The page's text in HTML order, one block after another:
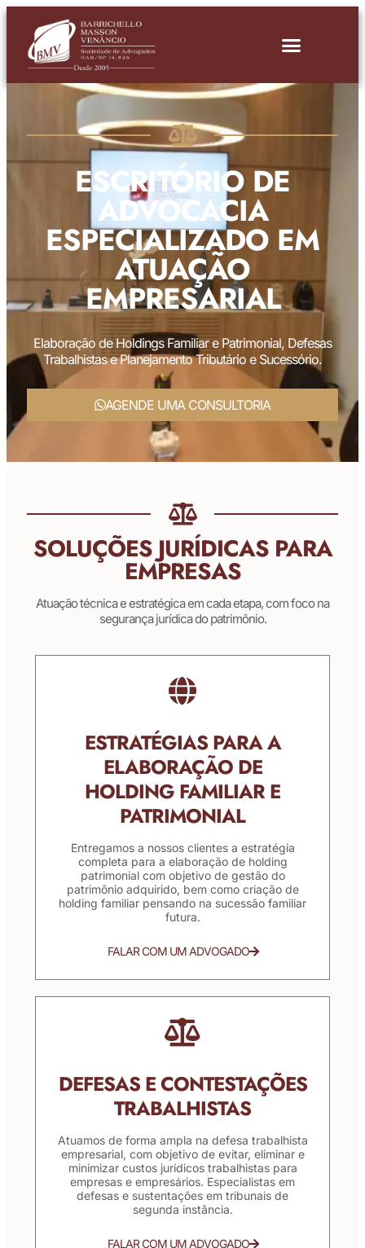
ESCRITÓRIO DE
ADVOCACIA
ESPECIALIZADO EM
ATUAÇÃO
EMPRESARIAL
Elaboração de Holdings Familiar e Patrimonial, Defesas
Trabalhistas e Planejamento Tributário e Sucessório.
AGENDE UMA CONSULTORIA
SOLUÇÕES JURÍDICAS PARA
EMPRESAS
Atuação técnica e estratégica em cada etapa, com foco na
segurança jurídica do patrimônio.
ESTRATÉGIAS PARA A
ELABORAÇÃO DE
HOLDING FAMILIAR E
PATRIMONIAL
Entregamos a nossos clientes a estratégia
completa para a elaboração de holding
patrimonial com objetivo de gestão do
patrimônio adquirido, bem como criação de
holding familiar pensando na sucessão familiar
futura.
FALAR COM UM ADVOGADO
DEFESAS E CONTESTAÇÕES
TRABALHISTAS
Atuamos de forma ampla na defesa trabalhista
empresarial, com objetivo de evitar, eliminar e
minimizar custos jurídicos trabalhistas para
empresas e empresários. Especialistas em
defesas e sustentações em tribunais de
segunda instância.
FALAR COM UM ADVOGADO